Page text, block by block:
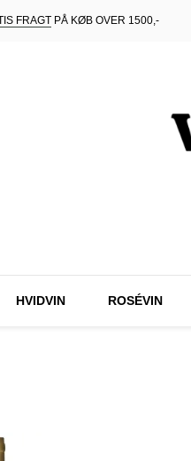
FRAGTPÅ KØB OVER 1500,-
HVIDVIN ROSÉVIN